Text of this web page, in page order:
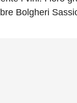
Bolgheri